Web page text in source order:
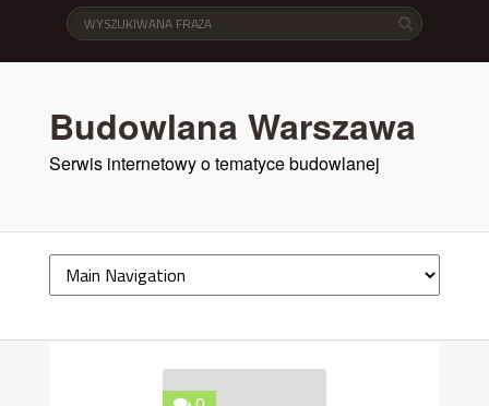
Budowlana Warszawa
Serwis internetowy o tematyce budowlanej